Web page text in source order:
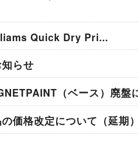
Quick Dry Pri...
らせ
（ベース）廃
の価格改定について（延期